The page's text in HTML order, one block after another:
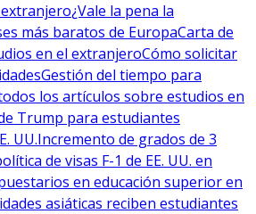
¿Vale la pena la
más baratos de EuropaCarta de
en el extranjeroCómo solicitar
Gestión del tiempo para
los artículos sobre estudios en
Trump para estudiantes
UU.Incremento de grados de 3
de visas F-1 de EE. UU. en
en educación superior en
asiáticas reciben estudiantes